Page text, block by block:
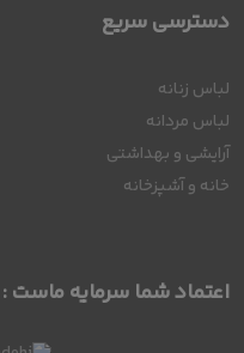
دسترسی سریع
لباس زنانه
لباس مردانه
آرایشی و بهداشتی
خانه و آشپزخانه
اعتماد شما سرمایه ماست :